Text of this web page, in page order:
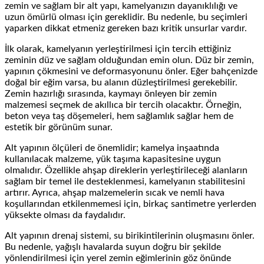
zemin ve sağlam bir alt yapı, kamelyanızın dayanıklılığı ve
uzun ömürlü olması için gereklidir. Bu nedenle, bu seçimleri
yaparken dikkat etmeniz gereken bazı kritik unsurlar vardır.
İlk olarak, kamelyanın yerleştirilmesi için tercih ettiğiniz
zeminin düz ve sağlam olduğundan emin olun. Düz bir zemin,
yapının çökmesini ve deformasyonunu önler. Eğer bahçenizde
doğal bir eğim varsa, bu alanın düzleştirilmesi gerekebilir.
Zemin hazırlığı sırasında, kaymayı önleyen bir zemin
malzemesi seçmek de akıllıca bir tercih olacaktır. Örneğin,
beton veya taş döşemeleri, hem sağlamlık sağlar hem de
estetik bir görünüm sunar.
Alt yapının ölçüleri de önemlidir; kamelya inşaatında
kullanılacak malzeme, yük taşıma kapasitesine uygun
olmalıdır. Özellikle ahşap direklerin yerleştirileceği alanların
sağlam bir temel ile desteklenmesi, kamelyanın stabilitesini
artırır. Ayrıca, ahşap malzemelerin sıcak ve nemli hava
koşullarından etkilenmemesi için, birkaç santimetre yerlerden
yüksekte olması da faydalıdır.
Alt yapının drenaj sistemi, su birikintilerinin oluşmasını önler.
Bu nedenle, yağışlı havalarda suyun doğru bir şekilde
yönlendirilmesi için yerel zemin eğimlerinin göz önünde